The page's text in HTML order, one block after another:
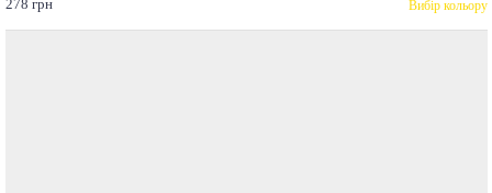
278 грн
Вибір кольору